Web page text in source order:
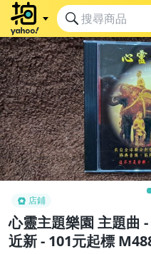
店鋪
心靈主題樂園 主題曲
近新 - 101元起標